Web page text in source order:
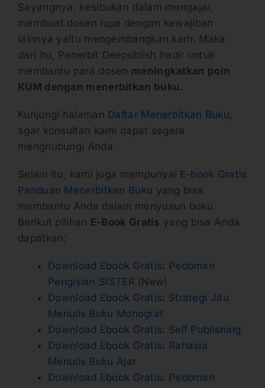
Sayangnya, kesibukan dalam mengajar,
membuat dosen lupa dengan kewajiban
lainnya yaitu mengembangkan karir. Maka
dari itu, Penerbit Deepublish hadir untuk
membantu para dosen meningkatkan poin
KUM dengan menerbitkan buku .
Kunjungi halaman Daftar Menerbitkan Buku
agar konsultan kami dapat segera
menghubungi Anda.
Selain itu, kami juga mempunyai E-book Gratis
Panduan Menerbitkan Buku yang bisa
membantu Anda dalam menyusun buku.
Berikut pilihan E-Book Gratis yang bisa Anda
dapatkan:
Download Ebook Gratis: Pedoman
Pengisian SISTER (New)
Download Ebook Gratis: Strategi Jitu
Menulis Buku Monograf
Download Ebook Gratis: Self Publishing
Download Ebook Gratis: Rahasia
Menulis Buku Ajar
Download Ebook Gratis: Pedoman